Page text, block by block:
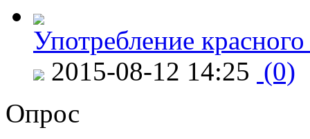
Употребление
2015-08-12 14:25 (0)
Опрос